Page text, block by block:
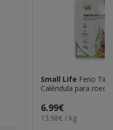
Small Life Feno
Calêndula para
Preço
6.99€
6.99€
13.98€
13.98€ / kg